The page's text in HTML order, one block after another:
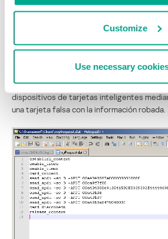
Customize
Use necessary
Sin embargo, esta técnica no es del todo
ciberpiratas brasileños. Hemos visto los
familias de programas maliciosos, a la
y en ataques contra bancos en Europa y
Además, la herramienta tiene una opción
dispositivos de tarjetas inteligentes
una tarjeta falsa con la información robada.